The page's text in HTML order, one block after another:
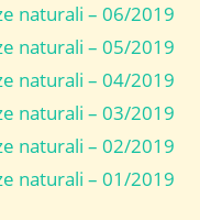
naturali – 06/2019
naturali – 05/2019
naturali – 04/2019
naturali – 03/2019
naturali – 02/2019
naturali – 01/2019